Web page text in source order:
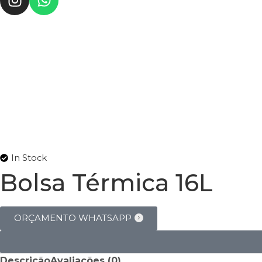
In Stock
Bolsa Térmica 16L
ORÇAMENTO WHATSAPP